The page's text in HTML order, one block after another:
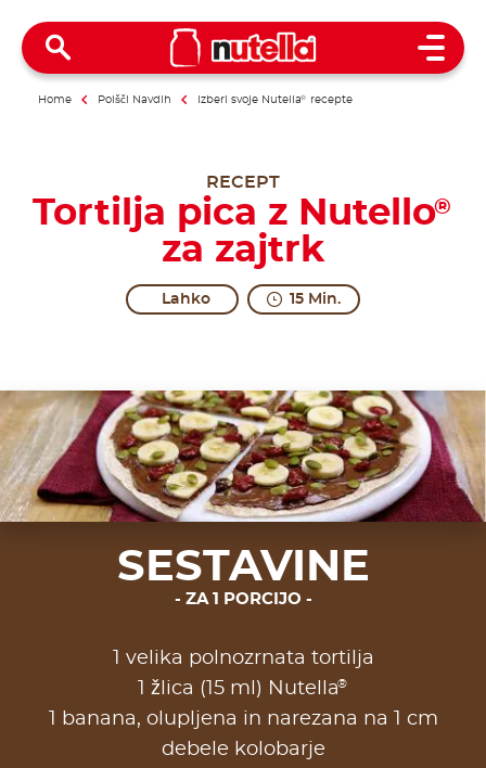
Open
Home Poišči Navdih Izberi svoje Nutella® recepte
RECEPT
Tortilja pica z Nutello®
za zajtrk
Lahko 15 Min.
SESTAVINE
ZA 1 PORCIJO
1 velika polnozrnata tortilja
1 žlica (15 ml) Nutella®
1 banana, olupljena in narezana na 1 cm
debele kolobarje